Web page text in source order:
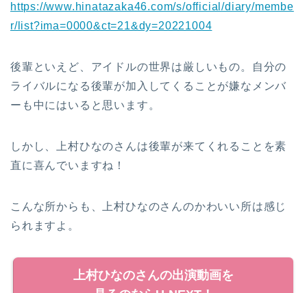
https://www.hinatazaka46.com/s/official/diary/membe
r/list?ima=0000&ct=21&dy=20221004
後輩といえど、アイドルの世界は厳しいもの。自分の
ライバルになる後輩が加入してくることが嫌なメンバ
ーも中にはいると思います。
しかし、上村ひなのさんは後輩が来てくれることを素
直に喜んでいますね！
こんな所からも、上村ひなのさんのかわいい所は感じ
られますよ。
上村ひなのさんの出演動画を